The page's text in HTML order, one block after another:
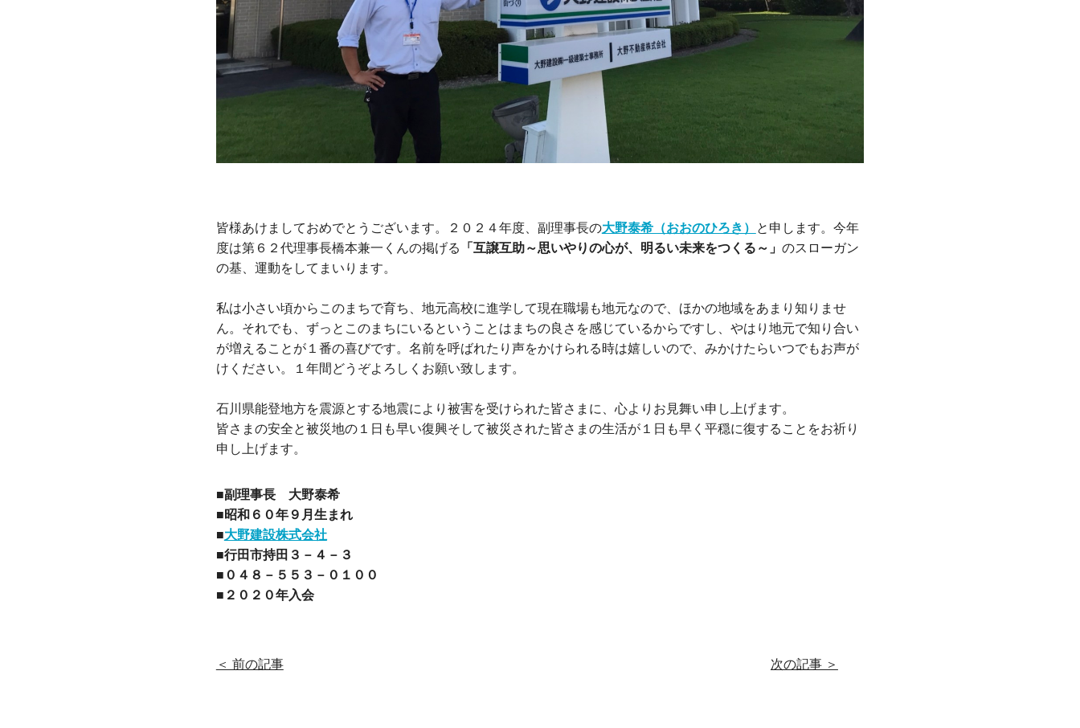
皆様あけましておめでとうございます。２０２４年度、副理事長の大野泰希（おおのひろき）
と申します。今年
度は第６２代理事長橋本兼一くんの掲げる
「互譲互助～思いやりの心が、明るい未来をつくる～」 のスローガン
の基、運動をしてまいります。
私は小さい頃からこのまちで育ち、地元高校に進学して現在職場も地元なので、ほかの地域をあまり知りませ
ん。それでも、ずっとこのまちにいるということはまちの良さを感じているからですし、やはり地元で知り合い
が増えることが１番の喜びです。名前を呼ばれたり声をかけられる時は嬉しいので、みかけたらいつでもお声が
けください。１年間どうぞよろしくお願い致します。
石川県能登地方を震源とする地震により被害を受けられた皆さまに、心よりお見舞い申し上げます。
皆さまの安全と被災地の１日も早い復興そして被災された皆さまの生活が１日も早く平穏に復することをお祈り
申し上げます。
■副理事長 大野泰希
■昭和６０年９月生まれ
■大野建設株式会社
■行田市持田３－４－３
■０４８－５５３－０１００
■２０２０年入会
＜ 前の記事 次の記事 ＞